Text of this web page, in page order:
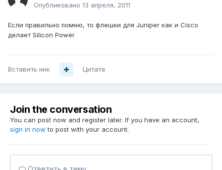
Опубликовано 13 апреля, 2011
Если правильно помню, то флешки для Juniper как и Cisco
делает Silicon Power
Вставить ник Цитата
Join the conversation
You can post now and register later. If you have an account,
sign in now to post with your account.